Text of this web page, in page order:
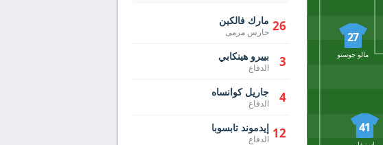
27
مالو جوستو
41
26 مارك فالكين
حارس مرمى
3 بييرو هينكابي
الدفاع
4 جاريل كوانساه
الدفاع
12 إيدموند تابسوبا
الدفاع